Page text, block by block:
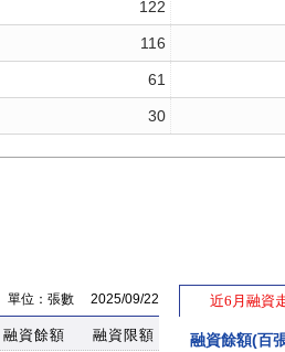
單位：張數 2025/09/22
融資餘額
融資限額
近6月融資
融資餘額(百